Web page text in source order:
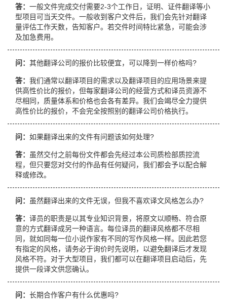
答： 一般文件完成交付需要2-3个工作日，证明、证件翻译等小
型项目可当天交件。一般收到客户文件后，我们会先针对翻译
量评估工作天数，告知客户。若交件时间特比紧急，可能会涉
及加急费用。
问： 其他翻译公司的报价比较便宜，可以降到一样价格吗?
答： 我们通常以翻译项目的需求以及翻译项目的应用场景来提
供高性价比的报价，但每家翻译公司的经营方式和译员资源不
尽相同，质量体系和价格也会各有差异。我们会竭尽全力提供
高性价比的报价，不会完全按照别的翻译公司价格执行。
问： 如果翻译出来的文件有问题该如何处理?
答：
虽然交付之前每份文件都会先经过本公司质检部质控流
程，但只要您对交付的作品有任何疑问，我们都会予以配合解
释或修改。
问： 虽然翻译出来的文件无误，但我不喜欢译文风格怎么办?
答： 译员的职责是以其专业知识背景，将原文以顺畅、符合原
意的方式翻译成另一种语言。每位译员的翻译风格都不尽相
同，就如同每一位小说作家有不同的写作风格一样。因此若您
有指定的风格，请务必于询价时先说明，以避免翻译后才发现
风格不符。对于大型项目，我们都可以在翻译项目启动后，先
提供一段译文供您确认。
问： 长期合作客户有什么优惠吗?